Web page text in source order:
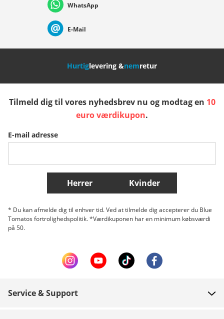
Nederland Italia (Italiano) Italien (Deutsch)
Slovenija
Belgique (Français) Danmark Norge
Flere lande
WhatsApp
E-Mail
Hurtiglevering &nemretur
Tilmeld dig til vores nyhedsbrev nu og modtag en 10
euro værdikupon.
E-mail adresse
Herrer Kvinder
* Du kan afmelde dig til enhver tid. Ved at tilmelde dig accepterer du Blue
Tomatos fortrolighedspolitik. *Værdikuponen har en minimum købsværdi
på 50.
Service & Support